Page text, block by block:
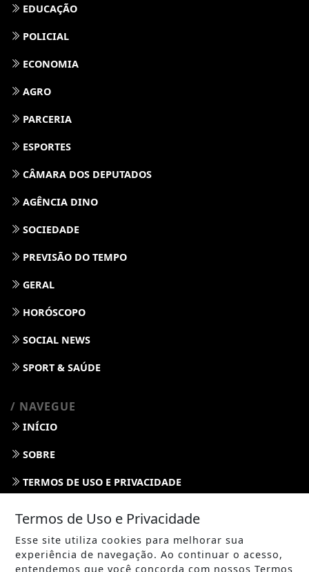
EDUCAÇÃO
POLICIAL
ECONOMIA
AGRO
PARCERIA
ESPORTES
CÂMARA DOS DEPUTADOS
AGÊNCIA DINO
SOCIEDADE
PREVISÃO DO TEMPO
GERAL
HORÓSCOPO
SOCIAL NEWS
SPORT & SAÚDE
/ NAVEGUE
INÍCIO
SOBRE
TERMOS DE USO E PRIVACIDADE
CONTATO
Termos de Uso e Privacidade
Esse site utiliza cookies para melhorar sua
experiência de navegação. Ao continuar o acesso,
entendemos que você concorda com nossos Termos